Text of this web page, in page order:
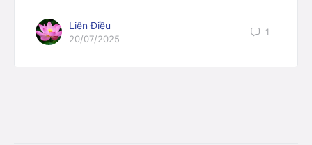
Liên Điều
20/07/2025
1